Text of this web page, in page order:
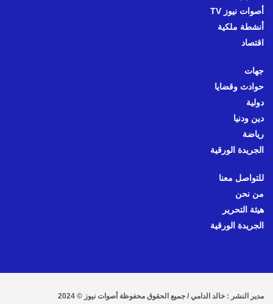
أصوات نيوز TV
أنشطة ملكية
اقتصاد
جهات
حوادث وقضايا
دولية
دين ودنيا
رياضة
الجريدة الورقية
للتواصل معنا
من نحن
هيئة التحرير
الجريدة الورقية
مدير النشر : خالد الدامي / جميع الحقوق محفوظة أصوات نيوز © 2024